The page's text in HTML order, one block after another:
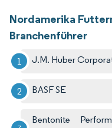
Nordamerika
Branchenführer
J.M. Huber
BASF SE
Bentonite